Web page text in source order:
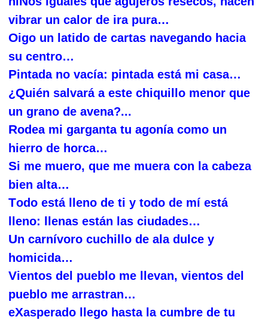
vibrar un calor de ira pura…
Oigo un latido de cartas navegando hacia
su centro…
Pintada no vacía: pintada está mi casa…
¿Quién salvará a este chiquillo menor que
un grano de avena?...
Rodea mi garganta tu agonía como un
hierro de horca…
Si me muero, que me muera con la cabeza
bien alta…
Todo está lleno de ti y todo de mí está
lleno: llenas están las ciudades…
Un carnívoro cuchillo de ala dulce y
homicida…
Vientos del pueblo me llevan, vientos del
pueblo me arrastran…
eXasperado llego hasta la cumbre de tu